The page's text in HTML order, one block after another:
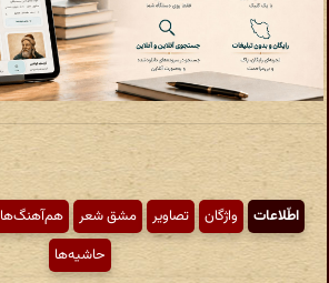
اطّلاعات واژگان تصاویر مشق شعر هم‌آهنگ‌ها
حاشیه‌ها